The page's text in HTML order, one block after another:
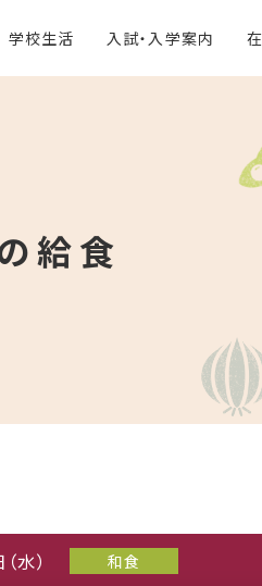
学校生活 入試・入学案内
給食
水） 和食